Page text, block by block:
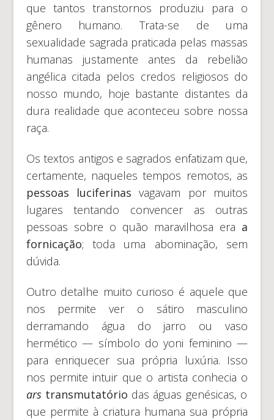
que tantos transtornos produziu para o
gênero humano. Trata-se de uma
sexualidade sagrada praticada pelas massas
humanas justamente antes da rebelião
angélica citada pelos credos religiosos do
nosso mundo, hoje bastante distantes da
dura realidade que aconteceu sobre nossa
raça.
Os textos antigos e sagrados enfatizam que,
certamente, naqueles tempos remotos, as
pessoas luciferinas vagavam por muitos
lugares tentando convencer as outras
pessoas sobre o quão maravilhosa era a
fornicação; toda uma abominação, sem
dúvida.
Outro detalhe muito curioso é aquele que
nos permite ver o sátiro masculino
derramando água do jarro ou vaso
hermético — símbolo do yoni feminino —
para enriquecer sua própria luxúria. Isso
nos permite intuir que o artista conhecia o
ars transmutatório das águas genésicas, o
que permite à criatura humana sua própria